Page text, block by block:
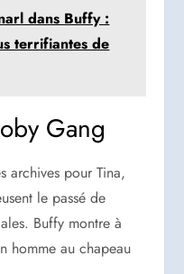
dans Buffy :
terrifiantes de
Gang
archives pour Tina,
le passé de
Buffy montre à
homme au chapeau